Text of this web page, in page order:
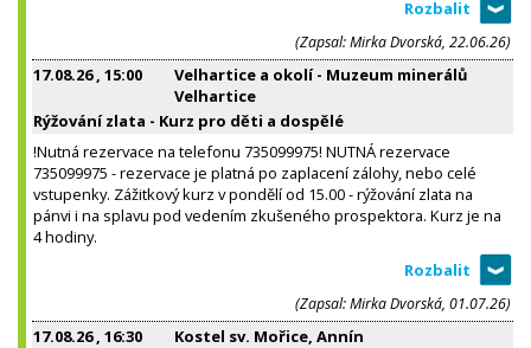
(Zapsal: Mirka Dvorská, 22.06.26)
17.08.26, 15:00
Velhartice a okolí - Muzeum minerálů
Velhartice
Rýžování zlata - Kurz pro děti a dospělé
!Nutná rezervace na telefonu 735099975! NUTNÁ rezervace
735099975 - rezervace je platná po zaplacení zálohy, nebo celé
vstupenky. Zážitkový kurz v pondělí od 15.00 - rýžování zlata na
pánvi i na splavu pod vedením zkušeného prospektora. Kurz je na
4 hodiny.
(Zapsal: Mirka Dvorská, 01.07.26)
17.08.26, 16:30
Kostel sv. Mořice, Annín